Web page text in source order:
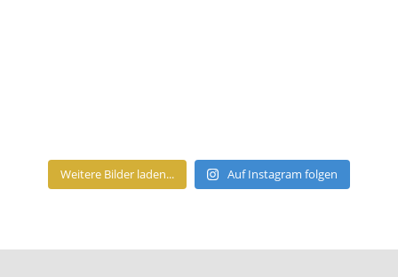
Weitere Bilder laden... Auf Instagram folgen